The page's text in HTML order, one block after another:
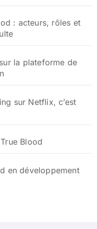
: acteurs, rôles et
la plateforme de
sur Netflix, c’est
Blood
en développement